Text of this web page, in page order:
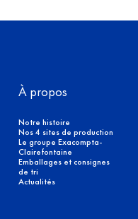
À propos
Notre histoire
Nos 4 sites de production
Le groupe Exacompta-
Clairefontaine
Emballages et consignes
de tri
Actualités